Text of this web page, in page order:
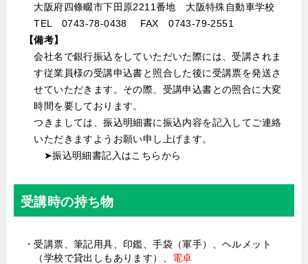
大阪府四條畷市下田原2211番地 大阪特殊自動車学校
TEL 0743-78-0438 FAX 0743-79-2551
【備考】
会社名で銀行振込をしていただいた際には、受講されま
す従業員様の受講申込書と照合した後に受講票を発送さ
せていただきます。その際、受講申込書との照合に大変
時間を要しております。
つきましては、振込明細書に振込内容を記入してご連絡
いただきますようお願い申し上げます。
➤振込明細書記入はこちらから
受講時の持ち物
・受講票、筆記用具、印鑑、手袋（軍手）、ヘルメット
（学校で貸出しもあります）、 電卓